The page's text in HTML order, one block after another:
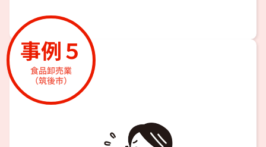
事例５
食品卸売業
（筑後市）